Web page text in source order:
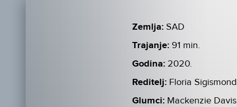
Zemlja: SAD
Trajanje: 91 min.
Godina: 2020.
Reditelj: Floria
Glumci: Mackenzie